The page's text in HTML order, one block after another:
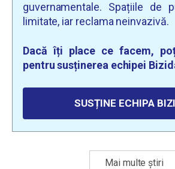
guvernamentale. Spațiile de
limitate, iar reclama neinvazivă.
Dacă îți place ce facem,
pentru susținerea echipei
SUSȚINE ECHIPA
Mai multe știri